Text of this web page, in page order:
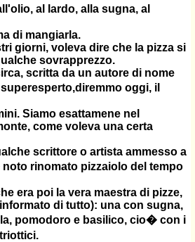
al lardo, alla sugna, al
di mangiarla.
giorni, voleva dire che la pizza si
sovrapprezzo.
scritta da un autore di nome
oggi, il
Siamo esattamene nel
come voleva una certa
scrittore o artista ammesso a
rinomato pizzaiolo del tempo
era poi la vera maestra di pizze,
di tutto): una con sugna,
pomodoro e basilico, cio� con i